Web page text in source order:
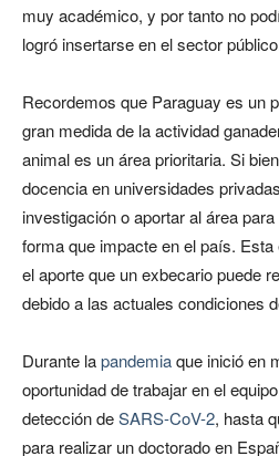
muy académico, y por tanto no
logró insertarse en el sector
Recordemos que Paraguay es un
gran medida de la actividad
animal es un área prioritaria. Si
docencia en universidades
investigación o aportar al área
forma que impacte en el país.
el aporte que un exbecario puede
debido a las actuales condiciones
Durante lapandemiaque inició en
oportunidad de trabajar en el
detección deSARS-CoV-2, hasta
para realizar un doctorado en